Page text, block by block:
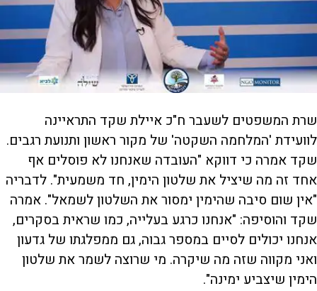
שרת המשפטים לשעבר ח"כ איילת שקד התראיינה
לוועידת 'המלחמה השקטה' של מקור ראשון ותנועת רגבים.
שקד אמרה כי דווקא "העובדה שאנחנו לא פוסלים אף
אחד זה מה שיציל את שלטון הימין, חד משמעית". לדבריה
"אין שום סיבה שהימין ימסור את השלטון לשמאל". אמרה
שקד והוסיפה: "אנחנו כרגע בעלייה, כמו שראית בסקרים,
אנחנו יכולים לסיים במספר גבוה, גם ממפלגתו של גדעון
ואני מקווה שזה מה שיקרה. מי שרוצה לשמר את שלטון
הימין שיצביע ימינה".